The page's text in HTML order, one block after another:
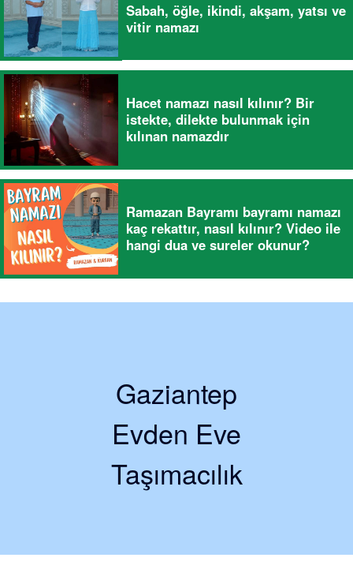
Sabah, öğle, ikindi, akşam, yatsı ve
vitir namazı
Hacet namazı nasıl kılınır? Bir
istekte, dilekte bulunmak için
kılınan namazdır
Ramazan Bayramı bayramı namazı
kaç rekattır, nasıl kılınır? Video ile
hangi dua ve sureler okunur?
Gaziantep
Evden Eve
Taşımacılık